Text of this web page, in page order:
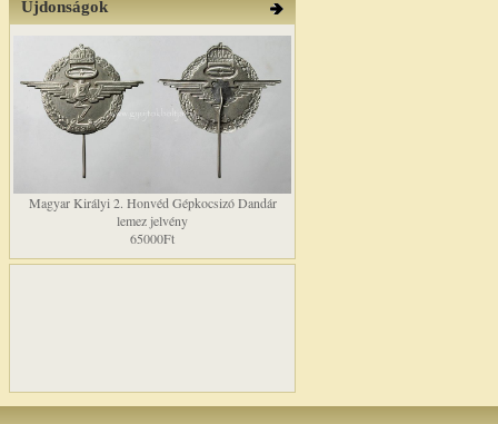
Újdonságok
Magyar Királyi 2. Honvéd Gépkocsizó Dandár
lemez jelvény
65000Ft